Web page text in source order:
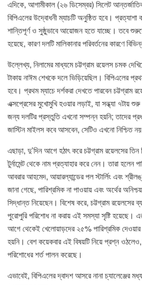
এদিকে, আগামীকাল (২৬ ডিসেম্বর) সিলেট
বিপিএলের উদ্বোধনী ম্যাচটি অনুষ্ঠিত হবে।
শান্তিপূর্ণ ও সুষ্ঠুভাবে আয়োজন হতে যাচ্ছে। তবে
হয়েছে, কারণ দলটি মালিকানার পরিবর্তনের কারণে
উল্লেখ্য, নিলামের মাধ্যমে চট্টগ্রাম রয়েলস চমক
টাকায় নাঈম শেখকে দলে ভিড়িয়েছিল। বিপিএলের
হবে। প্রথম ম্যাচে দর্শকরা দেখতে পারবেন চট্টগ্রাম
এক্সপ্রেসের মুখোমুখি হওয়ার লড়াই, যা সন্ধ্যা ৭টায়
জন্য দলটির প্রস্তুতি এখনো সম্পন্ন হয়নি; তাদের
জাস্টিন মাইলস কবে আসবেন, সেটিও এখনো নিশ্চিত
এছাড়া, দু’দিন আগে হঠাৎ করে চট্টগ্রাম রয়েলসের তিন
টুর্নামেন্ট থেকে নাম প্রত্যাহার করে নেন। তারা হলেন
আবরার আহমেদ, আয়ারল্যান্ডের পল স্টার্লিং এবং
জানা গেছে, পারিশ্রমিক না পাওয়ায় এবং অর্থের
সিদ্ধান্ত নিয়েছেন। বিশেষ করে, চট্টগ্রাম রয়েলসের
পুরোপুরি পরিশোধ না করায় এই সমস্যা সৃষ্টি হয়েছে।
আগে থেকেই খেলোয়াড়দের ২৫% পারিশ্রমিক
হয়নি। বেশ কয়েকবার এই বিষয়টি নিয়ে প্রশ্ন ওঠলেও,
পরিশোধের শর্ত পালন করেছে।
এভাবেই, বিপিএলের দ্বাদশ আসরে নানা চ্যালেঞ্জের